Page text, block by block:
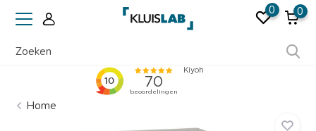
0 0
Home